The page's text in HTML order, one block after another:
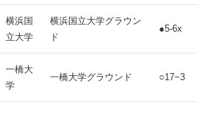
横浜国
立大学
横浜国立大学グラウン
ド
●5-6x
一橋大
学
一橋大学グラウンド ○17−3